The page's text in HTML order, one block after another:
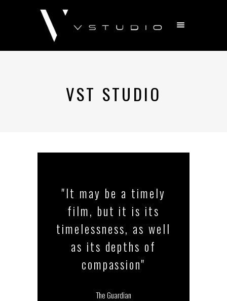
VST STUDIO
"It may be a timely
film, but it is its
timelessness, as well
as its depths of
compassion"
The Guardian